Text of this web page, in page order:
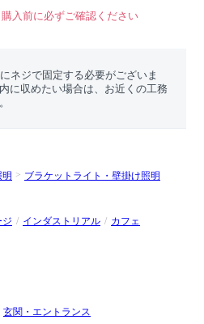
入前に必ずご確認ください
ネジで固定する必要がございま
に収めたい場合は、お近くの工務
ブラケットライト・壁掛け照明
ジ
インダストリアル カフェ
玄関・エントランス